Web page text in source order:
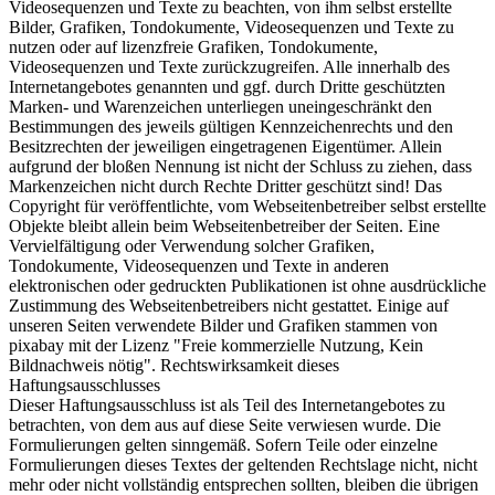
Videosequenzen und Texte zu beachten, von ihm selbst erstellte
Bilder, Grafiken, Tondokumente, Videosequenzen und Texte zu
nutzen oder auf lizenzfreie Grafiken, Tondokumente,
Videosequenzen und Texte zurückzugreifen. Alle innerhalb des
Internetangebotes genannten und ggf. durch Dritte geschützten
Marken- und Warenzeichen unterliegen uneingeschränkt den
Bestimmungen des jeweils gültigen Kennzeichenrechts und den
Besitzrechten der jeweiligen eingetragenen Eigentümer. Allein
aufgrund der bloßen Nennung ist nicht der Schluss zu ziehen, dass
Markenzeichen nicht durch Rechte Dritter geschützt sind! Das
Copyright für veröffentlichte, vom Webseitenbetreiber selbst erstellte
Objekte bleibt allein beim Webseitenbetreiber der Seiten. Eine
Vervielfältigung oder Verwendung solcher Grafiken,
Tondokumente, Videosequenzen und Texte in anderen
elektronischen oder gedruckten Publikationen ist ohne ausdrückliche
Zustimmung des Webseitenbetreibers nicht gestattet. Einige auf
unseren Seiten verwendete Bilder und Grafiken stammen von
pixabay mit der Lizenz "Freie kommerzielle Nutzung, Kein
Bildnachweis nötig". Rechtswirksamkeit dieses
Haftungsausschlusses
Dieser Haftungsausschluss ist als Teil des Internetangebotes zu
betrachten, von dem aus auf diese Seite verwiesen wurde. Die
Formulierungen gelten sinngemäß. Sofern Teile oder einzelne
Formulierungen dieses Textes der geltenden Rechtslage nicht, nicht
mehr oder nicht vollständig entsprechen sollten, bleiben die übrigen